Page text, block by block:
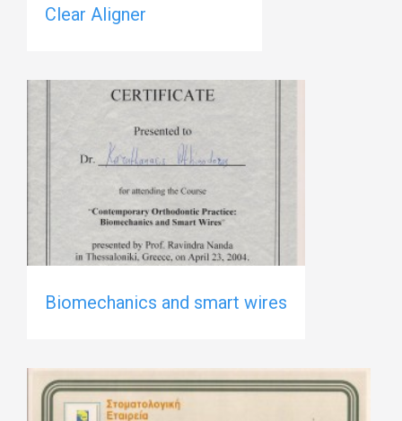
Clear Aligner
Biomechanics and smart wires